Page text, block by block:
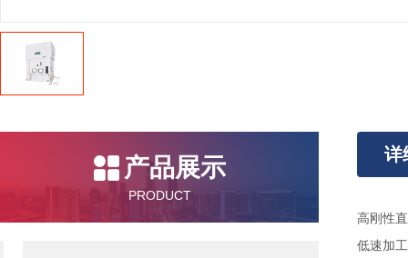
产品展示
PRODUCT
详
高刚性
低速加